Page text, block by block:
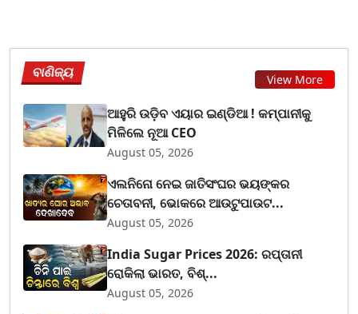
ବାଣିଜ୍ୟ View More
ଆହୁରି ଉଡ଼ିବ ଏୟାର ଇଣ୍ଡିଆ ! କମ୍ପାନୀକୁ
ମିଳିଲେ ନୂଆ CEO
August 05, 2026
ଏଲନିନୋ ନେଇ ଜାତିସଂଘର ଭୟଙ୍କର
ଚେତାବନୀ, ଭୋକରେ ଆଉଟୁପାଉଟ...
August 05, 2026
India Sugar Prices 2026: ରପ୍ତାନୀ
ରୋକିଲା ଭାରତ, ବିଶ୍...
August 05, 2026